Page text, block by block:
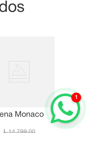
Monaco
14,799.00
1